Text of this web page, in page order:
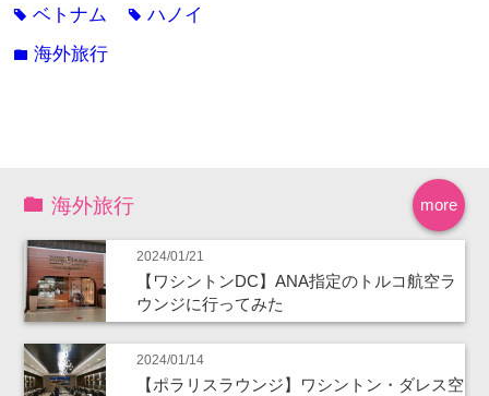
tagベトナム tagハノイ
folder海外旅行
more
海外旅行
2024/01/21
【ワシントンDC】ANA指定のトルコ航空ラ
ウンジに行ってみた
2024/01/14
【ポラリスラウンジ】ワシントン・ダレス空